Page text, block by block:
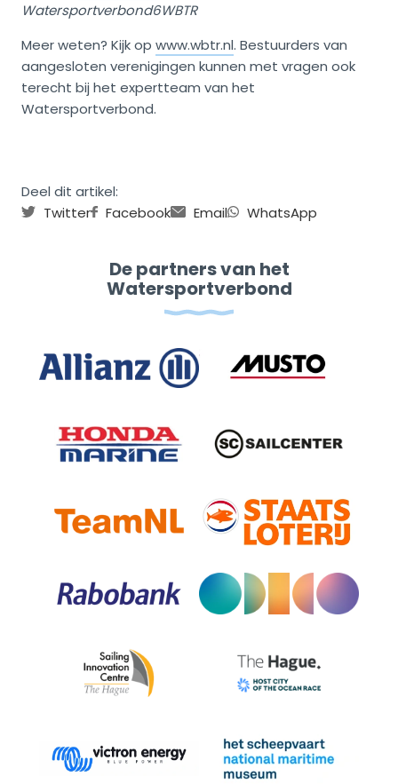
Watersportverbond6WBTR
Meer weten? Kijk op www.wbtr.nl. Bestuurders van
aangesloten verenigingen kunnen met vragen ook
terecht bij het expertteam van het
Watersportverbond.
Deel dit artikel:
Twitter
Facebook Email WhatsApp
De partners van het
Watersportverbond